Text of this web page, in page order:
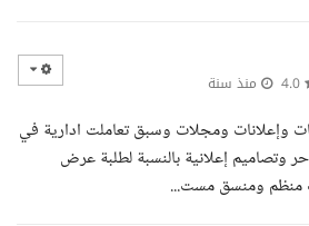
منذ سنة
وإعلانات ومجلات وسبق تعاملت ادارية في
إعلانية بالنسبة لطلبة عرض